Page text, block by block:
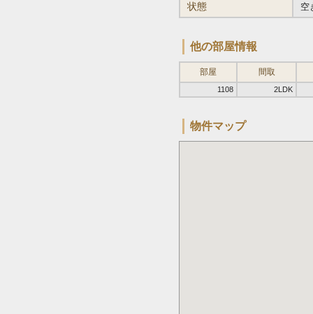
状態 空
他の部屋情報
部屋 間取
1108 2LDK
物件マップ